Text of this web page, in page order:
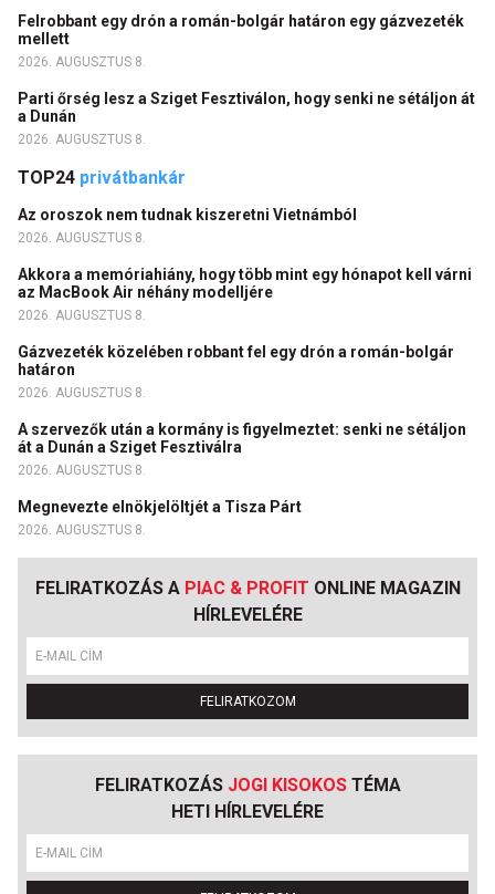
Felrobbant egy drón a román-bolgár határon egy gázvezeték
mellett
2026. AUGUSZTUS 8.
Parti őrség lesz a Sziget Fesztiválon, hogy senki ne sétáljon át
a Dunán
2026. AUGUSZTUS 8.
TOP24 privátbankár
Az oroszok nem tudnak kiszeretni Vietnámból
2026. AUGUSZTUS 8.
Akkora a memóriahiány, hogy több mint egy hónapot kell várni
az MacBook Air néhány modelljére
2026. AUGUSZTUS 8.
Gázvezeték közelében robbant fel egy drón a román-bolgár
határon
2026. AUGUSZTUS 8.
A szervezők után a kormány is figyelmeztet: senki ne sétáljon
át a Dunán a Sziget Fesztiválra
2026. AUGUSZTUS 8.
Megnevezte elnökjelöltjét a Tisza Párt
2026. AUGUSZTUS 8.
FELIRATKOZÁS A PIAC & PROFIT ONLINE MAGAZIN
HÍRLEVELÉRE
FELIRATKOZOM
FELIRATKOZÁS JOGI KISOKOSTÉMA
HETI HÍRLEVELÉRE